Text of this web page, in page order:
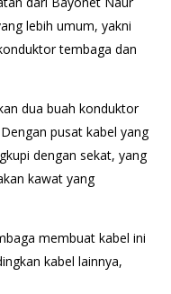
lebih umum, yakni
tembaga dan
dua buah konduktor
pusat kabel yang
dengan sekat, yang
kawat yang
membuat kabel ini
kabel lainnya,